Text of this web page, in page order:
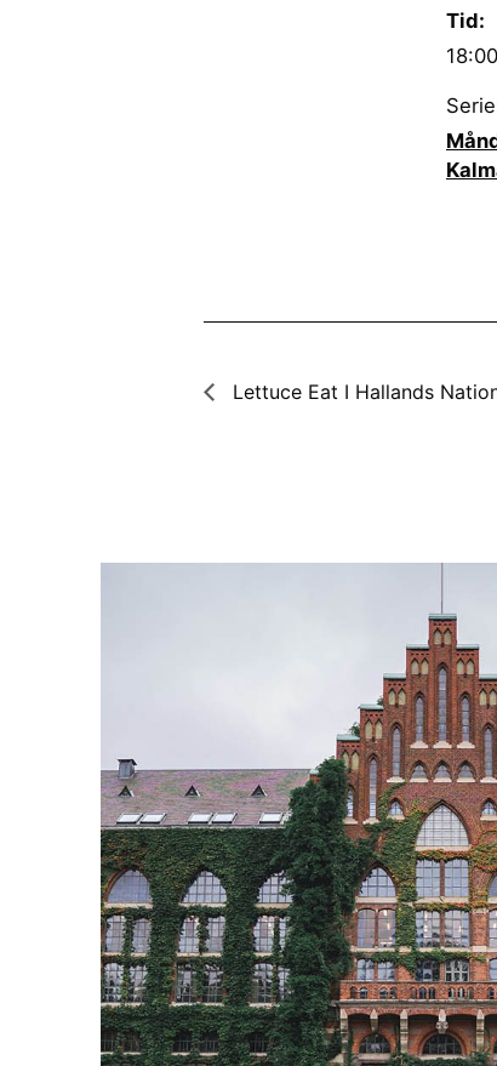
Tid:
Lettuce Eat I Hallands